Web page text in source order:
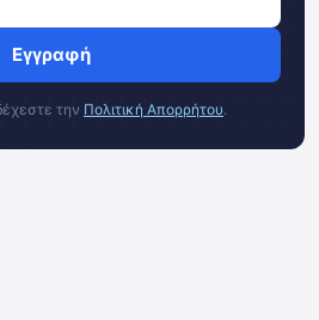
Εγγραφή
την Πολιτική Απορρήτου.